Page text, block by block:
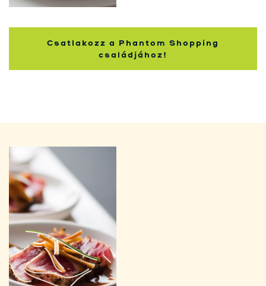
Csatlakozz a Phantom Shopping
családjához!